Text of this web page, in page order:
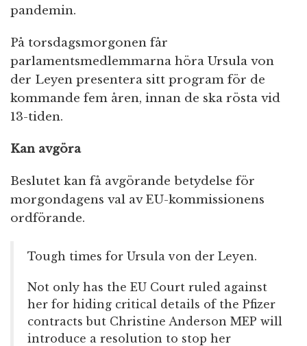
pandemin.
På torsdagsmorgonen får
parlamentsmedlemmarna höra Ursula von
der Leyen presentera sitt program för de
kommande fem åren, innan de ska rösta vid
13-tiden.
Kan avgöra
Beslutet kan få avgörande betydelse för
morgondagens val av EU-kommissionens
ordförande.
Tough times for Ursula von der Leyen.
Not only has the EU Court ruled against
her for hiding critical details of the Pfizer
contracts but Christine Anderson MEP will
introduce a resolution to stop her